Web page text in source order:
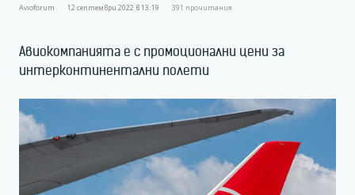
Avioforum 12 септември 2022 в 13:19 391 прочитания
Авиокомпанията е с промоционални цени за
интерконтинентални полети